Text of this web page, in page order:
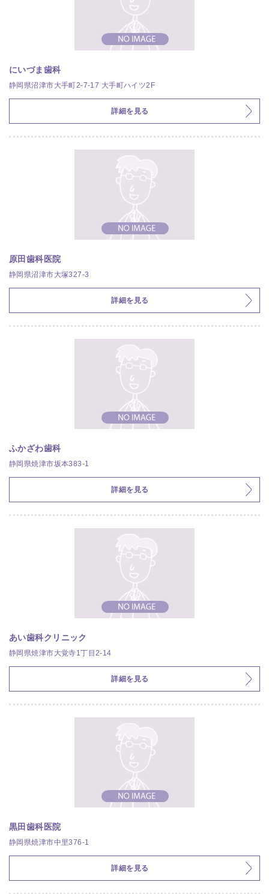
にいづま歯科
静岡県沼津市大手町2-7-17 大手町ハイツ2F
詳細を見る
原田歯科医院
静岡県沼津市大塚327-3
詳細を見る
ふかざわ歯科
静岡県焼津市坂本383-1
詳細を見る
あい歯科クリニック
静岡県焼津市大覚寺1丁目2-14
詳細を見る
黒田歯科医院
静岡県焼津市中里376-1
詳細を見る